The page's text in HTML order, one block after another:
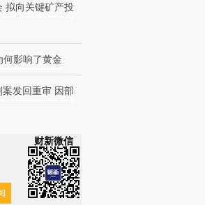
拟向关键矿产投
何影响了黄金
发回重审 因部
财新微信